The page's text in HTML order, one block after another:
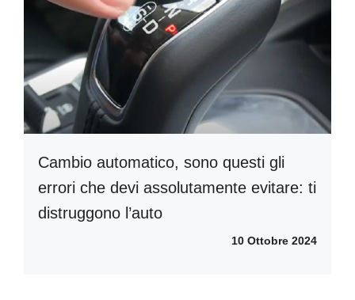
Cambio automatico, sono questi gli
errori che devi assolutamente evitare: ti
distruggono l’auto
10 Ottobre 2024